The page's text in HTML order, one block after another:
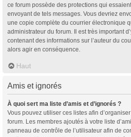
ce forum possède des protections qui
envoyant de tels messages. Vous devriez
une copie complète du courrier électronique
administrateur du forum. Il est très important
contenant des informations sur l’auteur du
alors agir en conséquence.
Haut
Amis et ignorés
À quoi sert ma liste d’amis et d’ignorés ?
Vous pouvez utiliser ces listes afin
forum. Les membres ajoutés à votre liste
panneau de contrôle de l’utilisateur afin de